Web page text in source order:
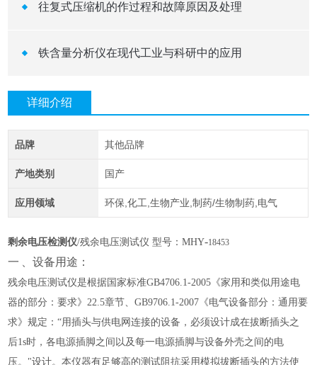
往复式压缩机的作过程和故障原因及处理
铁含量分析仪在现代工业与科研中的应用
详细介绍
品牌 其他品牌
产地类别 国产
应用领域 环保,化工,生物产业,制药/生物制药,电气
剩余电压检测仪/残余电压测试仪型号：MHY-18453
一 、设备用途：
残余电压测试仪是根据国家标准GB4706.1-2005《家用和类似用途电
器的部分：要求》22.5章节、GB9706.1-2007《电气设备部分：通用要
求》规定：“用插头与供电网连接的设备，必须设计成在拔断插头之
后1s时，各电源插脚之间以及每一电源插脚与设备外壳之间的电
压。"设计。本仪器有足够高的测试阻抗采用模拟拔断插头的方法使